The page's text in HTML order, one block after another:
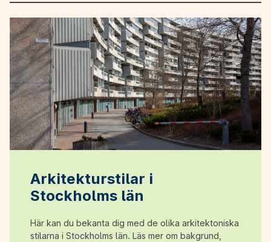
Arkitekturstilar i
Stockholms län
Här kan du bekanta dig med de olika arkitektoniska
stilarna i Stockholms län. Läs mer om bakgrund,